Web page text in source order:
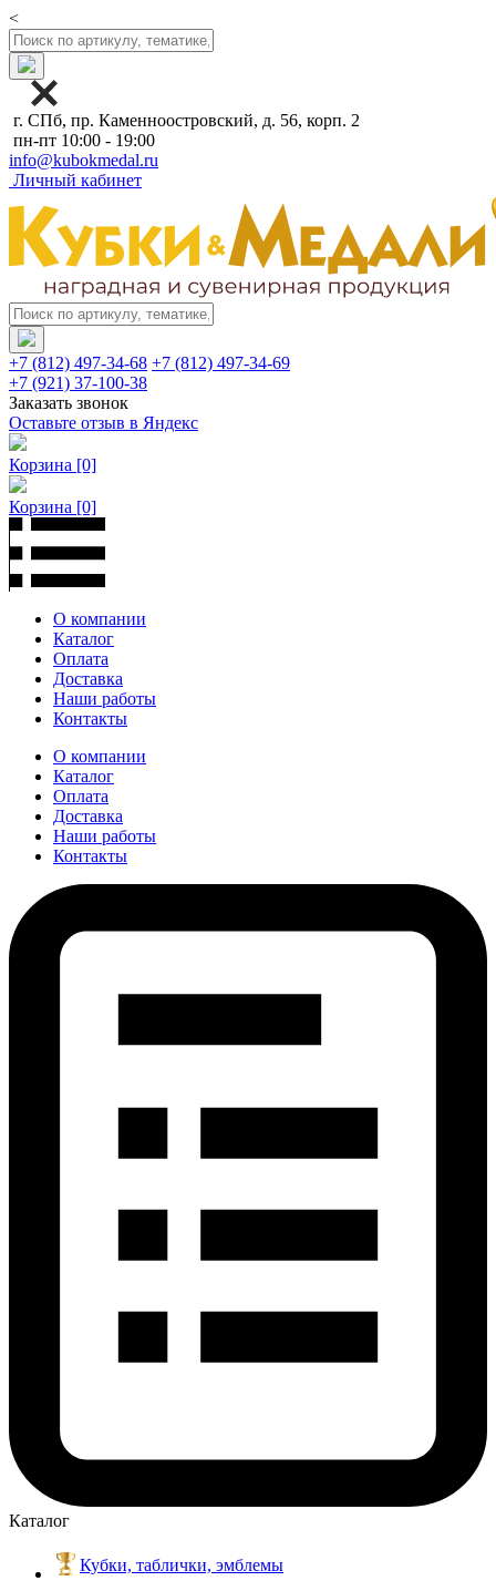
<
г. СПб, пр. Каменноостровский, д. 56, корп. 2
пн-пт 10:00 - 19:00
info@kubokmedal.ru
Личный кабинет
+7 (812) 497-34-68 +7 (812) 497-34-69
+7 (921) 37-100-38
Заказать звонок
Оставьте отзыв в Яндекс
Корзина [0]
Корзина [0]
О компании
Каталог
Оплата
Доставка
Наши работы
Контакты
О компании
Каталог
Оплата
Доставка
Наши работы
Контакты
Каталог
Кубки, таблички, эмблемы